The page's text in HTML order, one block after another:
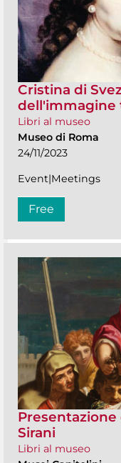
Cristina di
dell'immagine
Libri al museo
Museo di Roma
24/11/2023
Event|Meetings
Free
Sirani
Libri al museo